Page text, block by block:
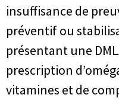
insuffisance de
préventif ou
présentant une
prescription
vitamines et de